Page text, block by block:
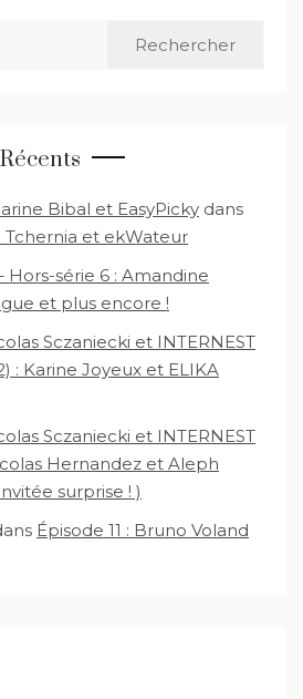
Bibal et EasyPicky dans
Tchernia et ekWateur
Hors-série 6 : Amandine
et plus encore !
Sczaniecki et INTERNEST
: Karine Joyeux et ELIKA
Sczaniecki et INTERNEST
Hernandez et Aleph
surprise ! )
Épisode 11 : Bruno Voland